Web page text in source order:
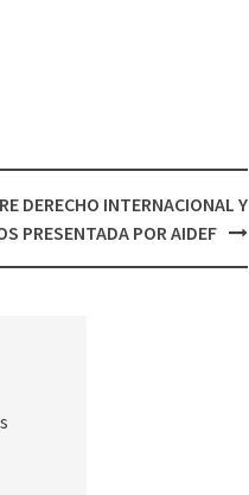
DERECHO INTERNACIONAL Y
PRESENTADA POR AIDEF